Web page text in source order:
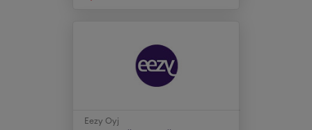
Eezy Oyj